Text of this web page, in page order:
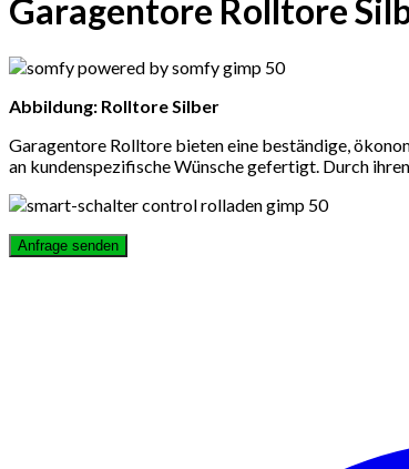
Garagentore Rolltore
Abbildung: Rolltore Silber
Garagentore Rolltore bieten eine beständige,
an kundenspezifische Wünsche gefertigt. Durch